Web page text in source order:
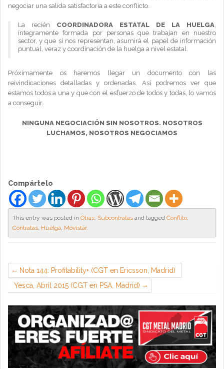
negociar una salida satisfactoria a este conflicto.
La recién COORDINADORA ESTATAL DE LA HUELGA,
íntegramente formada por personas que trabajan en nuestro
sector, y que sí nos representan, asumirá el papel de información
puntual, veraz y coordinación de la huelga a nivel estatal.
Próximamente os haremos llegar un documento con las
reivindicaciones detalladas y ordenadas. Así podremos ver que
estamos todos a una y que con el esfuerzo de todos y todas, lo vamos
a conseguir.
NINGUNA NEGOCIACIÓN SIN NOSOTROS. NOSOTROS
LUCHAMOS, NOSOTROS NEGOCIAMOS
Compártelo
This entry was posted in Otras, Subcontratas and tagged Conflito,
Contratas, Huelga, Movistar.
Nota 144: Profitability+ (CGT en Ericsson, Madrid)
Yesca, Abril 2015 (CGT en PSA, Madrid)